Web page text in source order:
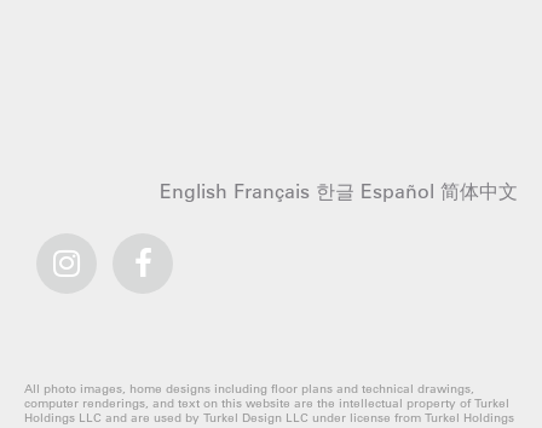
English Français 한글 Español 简体中文
All photo images, home designs including floor plans and technical drawings,
computer renderings, and text on this website are the intellectual property of Turkel
Holdings LLC and are used by Turkel Design LLC under license from Turkel Holdings